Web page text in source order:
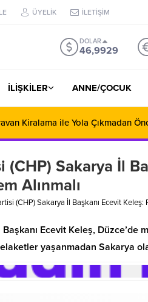
ÜYELİK İLETİŞİM
DOLAR
46,9929
İLİŞKİLER ANNE/ÇOCUK
Kiralama ile Yola Çıkmadan
Sakarya İl
Alınmalı
(CHP) Sakarya İl Başkanı Ecevit Keleş:
Ecevit Keleş, Düzce’de
yaşanmadan Sakarya